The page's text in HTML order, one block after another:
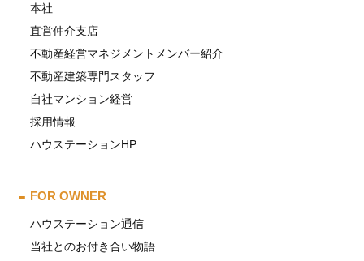
本社
直営仲介支店
不動産経営マネジメントメンバー紹介
不動産建築専門スタッフ
自社マンション経営
採用情報
ハウステーションHP
FOR OWNER
ハウステーション通信
当社とのお付き合い物語